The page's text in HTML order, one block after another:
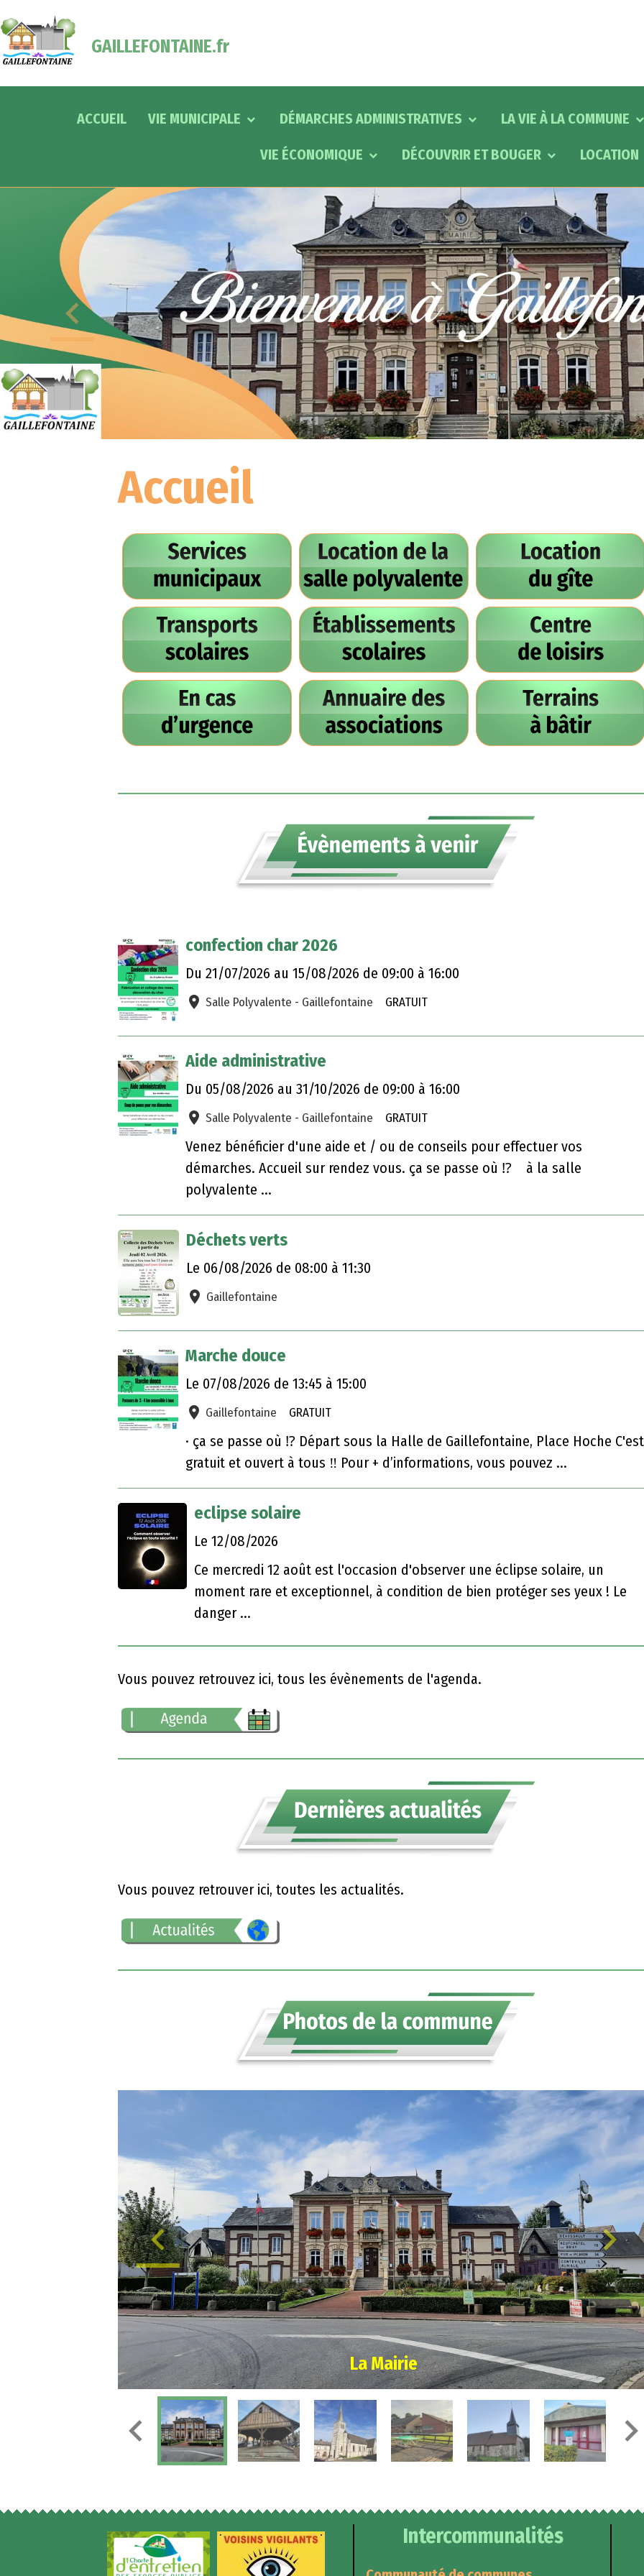
GAILLEFONTAINE.fr
ACCUEIL VIE MUNICIPALE DÉMARCHES ADMINISTRATIVES LA VIE À LA COMMUNE
VIE ÉCONOMIQUE DÉCOUVRIR ET BOUGER LOCATION
Accueil
confection char 2026
Du 21/07/2026 au 15/08/2026
Salle Polyvalente - Gaillefontaine GRATUIT
Aide administrative
Du 05/08/2026
Salle Polyvalente - Gaillefontaine GRATUIT
Venez bénéficier d'une aide et / ou de conseils pour effectuer vos
démarches. Accueil sur rendez vous. ça se passe où ⁉️ à la salle
polyvalente ...
Déchets verts
Le 06/08/2026 de 08:00
Gaillefontaine
Marche douce
Gaillefontaine GRATUIT
· ça se passe où ⁉️ Départ sous la Halle de Gaillefontaine, Place Hoche C'est
gratuit et ouvert à tous ‼️ Pour + d’informations, vous pouvez ...
eclipse solaire
moment rare et exceptionnel, à condition de bien protéger ses yeux ! Le
danger ...
La Halle